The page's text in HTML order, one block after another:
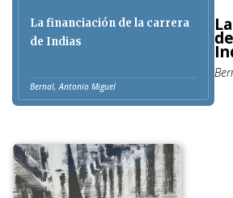
La financiación de la carrera
de Indias
Bernal, Antonio Miguel